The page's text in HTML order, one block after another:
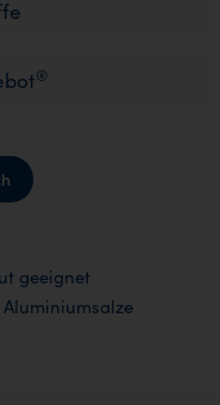
®
geeignet